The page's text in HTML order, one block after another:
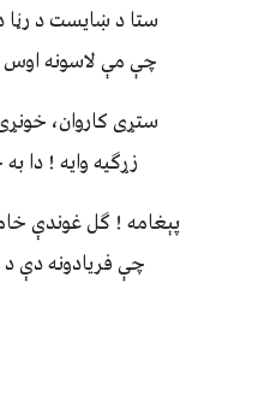
ستا د ښايست د رڼا
چې مې لاسونه اوس
ستړى كاروان،
زړګيه وايه ! دا
پېغامه ! ګل غوندې
چې فريادونه دې